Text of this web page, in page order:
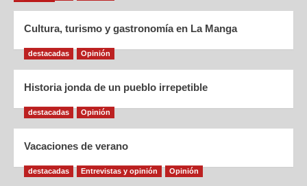
Cultura, turismo y gastronomía en La Manga
destacadas Opinión
Historia jonda de un pueblo irrepetible
destacadas Opinión
Vacaciones de verano
destacadas Entrevistas y opinión Opinión